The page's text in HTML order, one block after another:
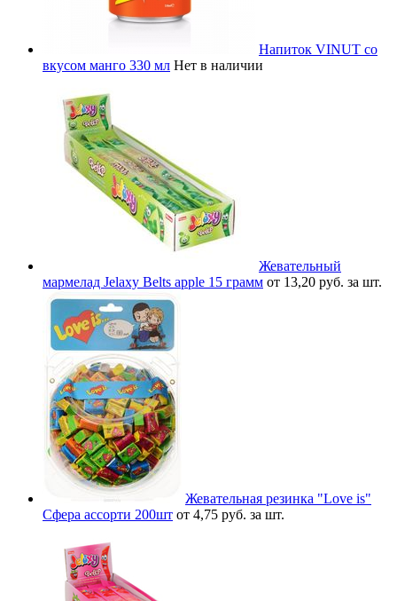
Напиток VINUT со
вкусом манго 330 мл Нет в наличии
Жевательный
мармелад Jelaxy Belts apple 15 грамм от 13,20 руб. за шт.
Жевательная резинка "Love is"
Сфера ассорти 200шт от 4,75 руб. за шт.